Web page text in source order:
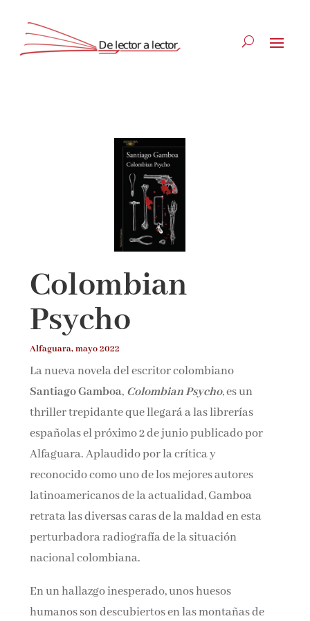
Colombian
Psycho
Alfaguara, mayo 2022
La nueva novela del escritor colombiano
Santiago Gamboa, Colombian Psycho, es un
thriller trepidante que llegará a las librerías
españolas el próximo 2 de junio publicado por
Alfaguara. Aplaudido por la crítica y
reconocido como uno de los mejores autores
latinoamericanos de la actualidad, Gamboa
retrata las diversas caras de la maldad en esta
perturbadora radiografía de la situación
nacional colombiana.
En un hallazgo inesperado, unos huesos
humanos son descubiertos en las montañas de
¡Suscríbete y No Te Pierdas Nada!
Únete a nuestra comunidad de amantes de la
literatura y recibe las últimas noticias y reseñas
directamente en tu bandeja de entrada.
Nombre*
Email*
Por favor, acepta los